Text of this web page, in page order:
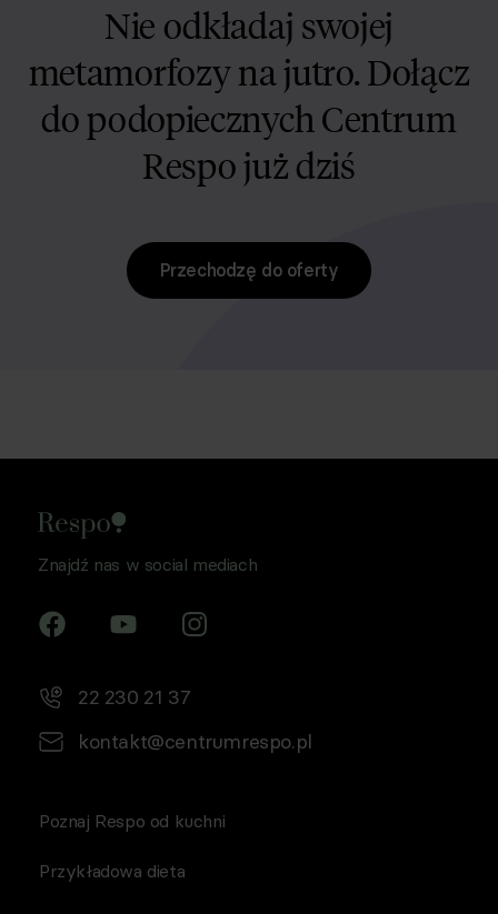
Nie odkładaj swojej
metamorfozy na jutro. Dołącz
do podopiecznych Centrum
Respo już dziś
Przechodzę do oferty
Znajdź nas w social mediach
22 230 21 37
kontakt@centrumrespo.pl
Poznaj Respo od kuchni
Przykładowa dieta